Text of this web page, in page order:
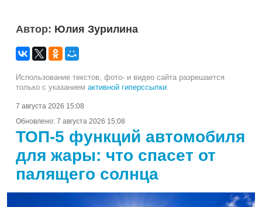
Автор: Юлия Зурилина
Использование текстов, фото- и видео сайта разрешается
только с указанием активной гиперссылки.
7 августа 2026 15:08
Обновлено: 7 августа 2026 15:08
ТОП-5 функций автомобиля
для жары: что спасет от
палящего солнца